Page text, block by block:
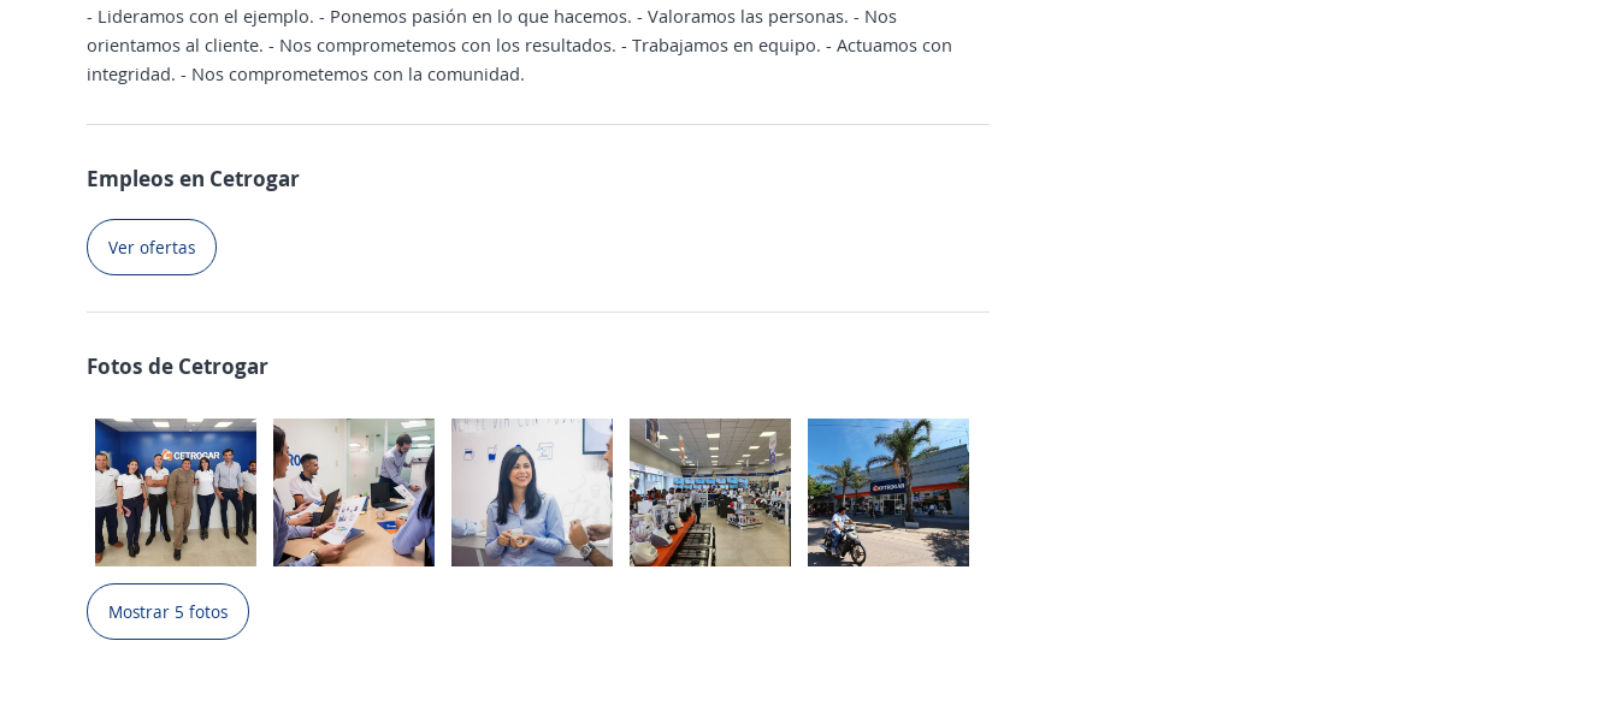
- Lideramos con el ejemplo. - Ponemos pasión en lo que hacemos. - Valoramos las personas. - Nos
orientamos al cliente. - Nos comprometemos con los resultados. - Trabajamos en equipo. - Actuamos con
integridad. - Nos comprometemos con la comunidad.
Empleos en Cetrogar
Ver ofertas
Fotos de Cetrogar
Mostrar 5 fotos